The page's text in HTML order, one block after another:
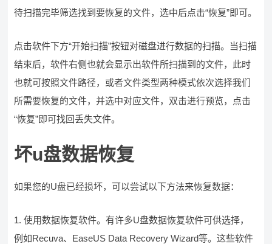
待扫描完毕筛选找到要恢复的文件，选中后点击“恢复”即可。
点击软件下方“开始扫描”按钮对磁盘进行数据的扫描。当扫描
结束后，软件右侧也就会显示出软件所扫描到的文件，此时
也就可按照文件路径，或者文件类型两种模式依次选择我们
所需要恢复的文件，并选中对应文件，双击进行预览，点击
“恢复”即可找回丢失文件。
坏u盘数据恢复
如果您的U盘已经损坏，可以尝试以下方法来恢复数据：
1. 使用数据恢复软件。有许多U盘数据恢复软件可供选择，
例如Recuva、EaseUS Data Recovery Wizard等。这些软件